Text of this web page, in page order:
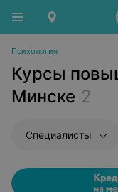
Психология
Курсы
Минске 2
Специалисты